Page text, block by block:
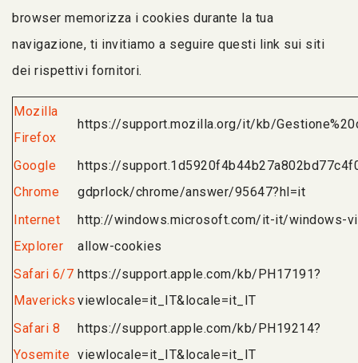
browser memorizza i cookies durante la tua
navigazione, ti invitiamo a seguire questi link sui siti
dei rispettivi fornitori.
Mozilla
Firefox
https://support.mozilla.org/it/kb/
Google
Chrome
https://
gdprlock/chrome/answer/95647?hl=it
Internet
Explorer
http://windows.microsoft.com/it-it/windows-
allow-cookies
Safari 6/7
Mavericks
https://support.apple.com/kb/PH17191?
viewlocale=it_IT&locale=it_IT
Safari 8
Yosemite
https://support.apple.com/kb/PH19214?
viewlocale=it_IT&locale=it_IT